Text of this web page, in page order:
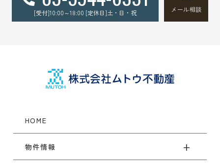
[受付]10:00～18:00 [定休日]土・日・祝 メール相談
HOME
物件情報